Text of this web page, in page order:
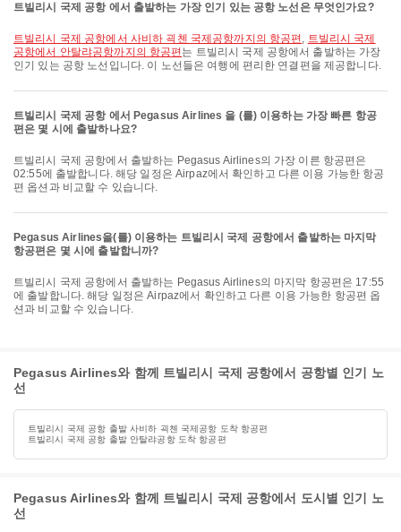
트빌리시 국제 공항 에서 출발하는 가장 인기 있는 공항 노선은 무엇인가요?
트빌리시 국제 공항에서 사비하 괵첸 국제공항까지의 항공편 , 트빌리시 국제
공항에서 안탈랴공항까지의 항공편 는 트빌리시 국제 공항에서 출발하는 가장
인기 있는 공항 노선입니다. 이 노선들은 여행에 편리한 연결편을 제공합니다.
트빌리시 국제 공항 에서 Pegasus Airlines 을 (를) 이용하는 가장 빠른 항공
편은 몇 시에 출발하나요?
트빌리시 국제 공항에서 출발하는 Pegasus Airlines의 가장 이른 항공편은
02:55에 출발합니다. 해당 일정은 Airpaz에서 확인하고 다른 이용 가능한 항공
편 옵션과 비교할 수 있습니다.
Pegasus Airlines을(를) 이용하는 트빌리시 국제 공항에서 출발하는 마지막
항공편은 몇 시에 출발합니까?
트빌리시 국제 공항에서 출발하는 Pegasus Airlines의 마지막 항공편은 17:55
에 출발합니다. 해당 일정은 Airpaz에서 확인하고 다른 이용 가능한 항공편 옵
션과 비교할 수 있습니다.
Pegasus Airlines와 함께 트빌리시 국제 공항에서 공항별 인기 노
선
트빌리시 국제 공항 출발 사비하 괵첸 국제공항 도착 항공편
트빌리시 국제 공항 출발 안탈랴공항 도착 항공편
Pegasus Airlines와 함께 트빌리시 국제 공항에서 도시별 인기 노
선